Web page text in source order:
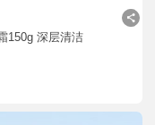
150g 深层清洁